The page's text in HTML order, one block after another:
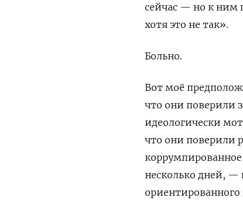
сейчас — но к ним
хотя это не так».
Больно.
Вот моё
что они поверили
идеологически
что они поверили
коррумпированное
несколько дней, —
ориентированного